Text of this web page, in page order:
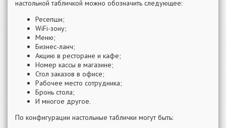
настольной табличкой можно обозначить следующее:
Ресепшн;
WiFi-зону;
Меню;
Бизнес-ланч;
Акцию в ресторане и кафе;
Номер кассы в магазине;
Стол заказов в офисе;
Рабочее место сотрудника;
Бронь стола;
И многое другое.
По конфигурации настольные таблички могут быть: